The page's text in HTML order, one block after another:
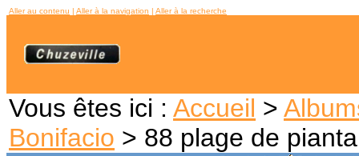
Aller au contenu | Aller à la navigation | Aller à la recherche
Vous êtes ici : Accueil >
Bonifacio > 88 plage de